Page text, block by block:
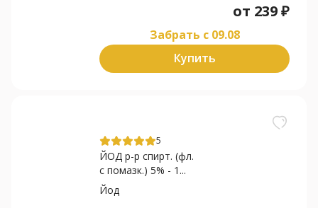
от 239₽
Забрать c 09.08
Купить
5
ЙОД р-р спирт. (фл.
с помазк.) 5% - 1...
Йод